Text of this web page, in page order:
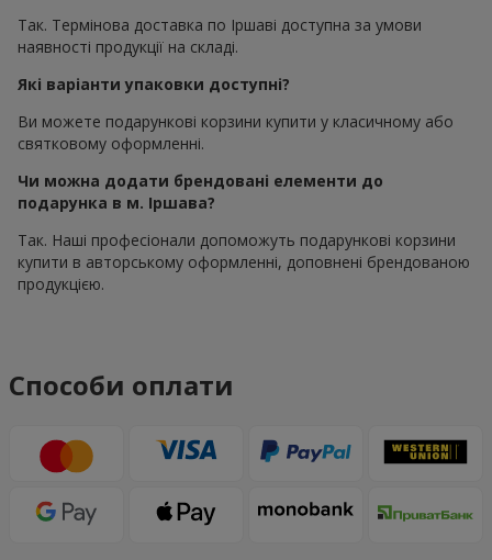
Так. Термінова доставка по Іршаві доступна за умови
наявності продукції на складі.
Які варіанти упаковки доступні?
Ви можете подарункові корзини купити у класичному або
святковому оформленні.
Чи можна додати брендовані елементи до
подарунка в м. Іршава?
Так. Наші професіонали допоможуть подарункові корзини
купити в авторському оформленні, доповнені брендованою
продукцією.
Способи оплати